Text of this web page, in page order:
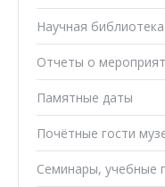
Научная библиотека
Отчеты о
Памятные даты
Почётные гости
Семинары, учебные